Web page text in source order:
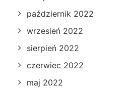
październik 2022
wrzesień 2022
sierpień 2022
czerwiec 2022
maj 2022